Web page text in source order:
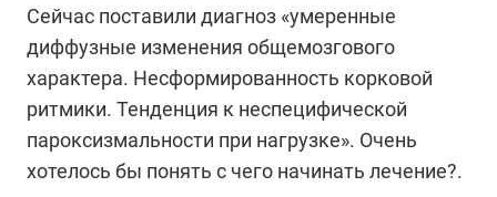
Сейчас поставили диагноз «умеренные
диффузные изменения общемозгового
характера. Несформированность корковой
ритмики. Тенденция к неспецифической
пароксизмальности при нагрузке». Очень
хотелось бы понять с чего начинать лечение?.